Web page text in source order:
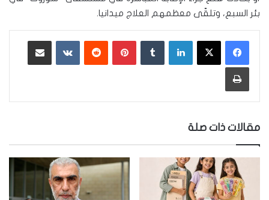
بئر السبع، وتلقّى معظمهم العلاج ميدانيا.
لينكدإن بينتيريست ‏VKontakte
طباعة
مقالات ذات صلة